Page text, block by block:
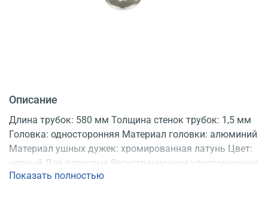
Описание
Длина трубок: 580 мм Толщина стенок трубок: 1,5 мм
Головка: односторонняя Материал головки: алюминий
Материал ушных дужек: хромированная латунь Цвет:
черный Для взрослых Регистрационное удостоверение
Показать полностью